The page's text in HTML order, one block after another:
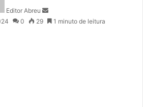
Editor Abreu
m
0 29 1 minuto de leitura